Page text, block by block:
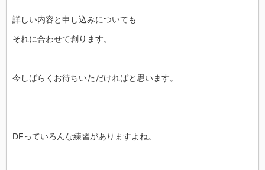
詳しい内容と申し込みについても
それに合わせて創ります。
今しばらくお待ちいただければと思います。
DFっていろんな練習がありますよね。